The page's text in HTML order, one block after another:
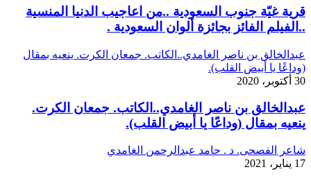
قرية غيّة جنوب السعودية ..من اعاجيب الدنيا المنسية
..الفيلم الفائز بجائزة ألوان السعودية .
عبدالخالق بن ناصر الغامدي..الكاتب. جمعان الكرت. ينعيه بمقال
(وداعًا يا أبيض القلب).
30 أكتوبر، 2020
عبدالخالق بن ناصر الغامدي..الكاتب. جمعان الكرت.
ينعيه بمقال (وداعًا يا أبيض القلب).
شاعر الفصحى. د . حامد عبدالرحمن الغامدي
17 يناير، 2021